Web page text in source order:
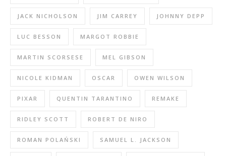
JACK NICHOLSON JIM CARREY JOHNNY DEPP
LUC BESSON MARGOT ROBBIE
MARTIN SCORSESE MEL GIBSON
NICOLE KIDMAN OSCAR OWEN WILSON
PIXAR QUENTIN TARANTINO REMAKE
RIDLEY SCOTT ROBERT DE NIRO
ROMAN POLAŃSKI SAMUEL L. JACKSON